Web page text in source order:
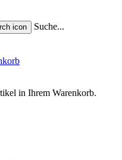
Suche...
in Ihrem Warenkorb.